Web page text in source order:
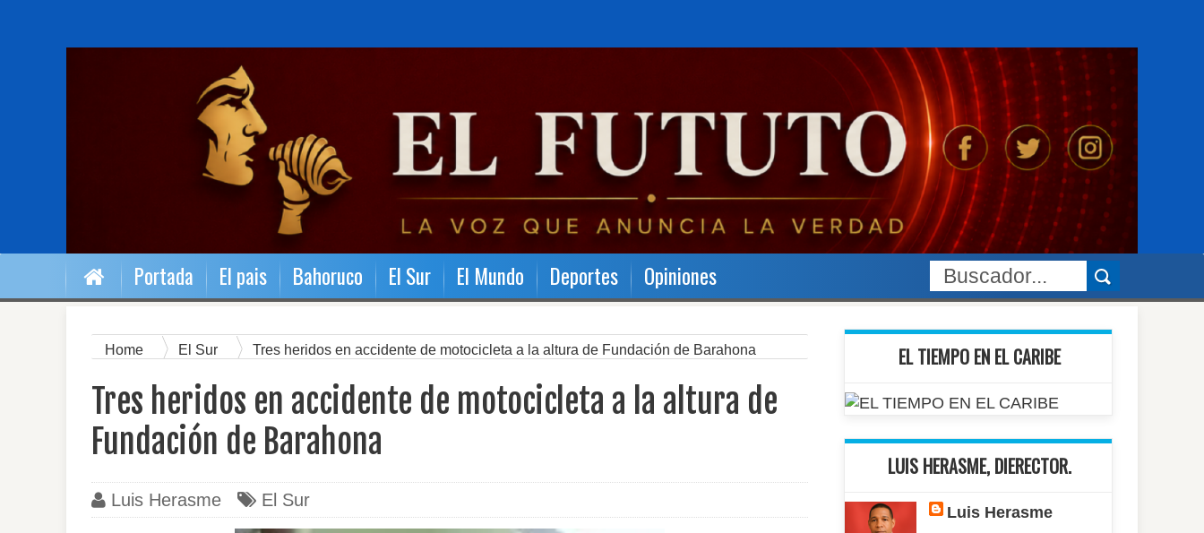
Portada El pais Bahoruco El Sur El Mundo Deportes Opiniones
Home El Sur Tres heridos en accidente de motocicleta a la altura de Fundación de Barahona
Tres heridos en accidente de motocicleta a la altura de
Fundación de Barahona
Luis Herasme El Sur
EL TIEMPO EN EL CARIBE
LUIS HERASME, DIERECTOR.
Luis Herasme